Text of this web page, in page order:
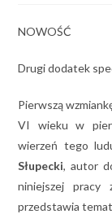
NOWOŚĆ
Drugi dodatek
Pierwszą
VI wieku w
wierzeń tego
Słupecki, autor
niniejszej pracy
przedstawia